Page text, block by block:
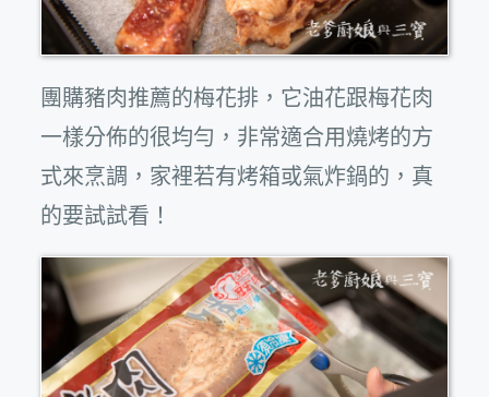
團購豬肉推薦的梅花排，它油花跟梅花肉
一樣分佈的很均勻，非常適合用燒烤的方
式來烹調，家裡若有烤箱或氣炸鍋的，真
的要試試看！